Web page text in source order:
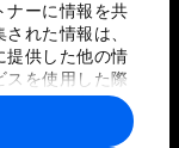
ナーに情報を共
れた情報は、
提供した他の情
スを使用した際
わされ、各パー
とがありま
規約